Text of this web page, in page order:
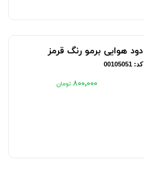
دود هوایی برمو رنگ قرمز
کد: 00105051
۸۰۰٬۰۰۰